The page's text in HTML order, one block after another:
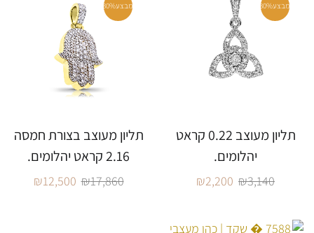
מבצע30%
תליון מעוצב 0.22 קראט
יהלומים.
₪3,140
₪2,200
מבצע30%
תליון מעוצב בצורת חמסה
2.16 קראט יהלומים.
₪17,860
₪12,500